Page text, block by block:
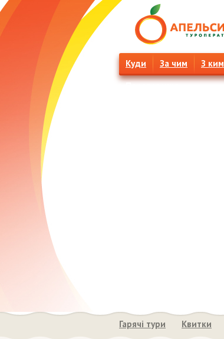
Куди За чим З ким
Перевезення
Гарячі тури Квитки